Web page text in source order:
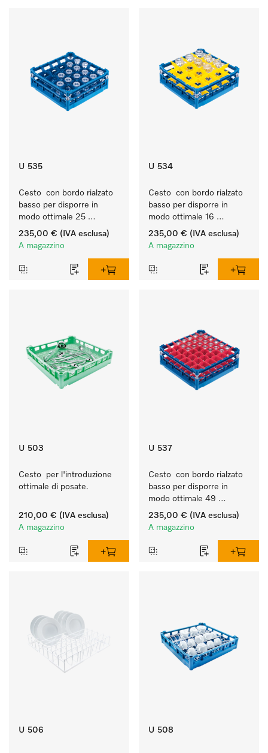
U 535
Cesto  con bordo rialzato
basso per disporre in
modo ottimale 25
bicchieri fino a 20 cm.
235,00 € (IVA esclusa)
A magazzino
U 534
Cesto  con bordo rialzato
basso per disporre in
modo ottimale 16
bicchieri fino a 20 cm.
235,00 € (IVA esclusa)
A magazzino
U 503
Cesto  per l'introduzione
ottimale di posate.
210,00 € (IVA esclusa)
A magazzino
U 537
Cesto  con bordo rialzato
basso per disporre in
modo ottimale 49
bicchieri fino a 20 cm.
235,00 € (IVA esclusa)
A magazzino
U 506 U 508